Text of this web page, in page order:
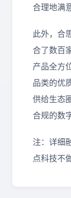
合理地满
此外，合
合了数百
产品全方
品类的优
供给生态
合规的数
注：详细
点科技不